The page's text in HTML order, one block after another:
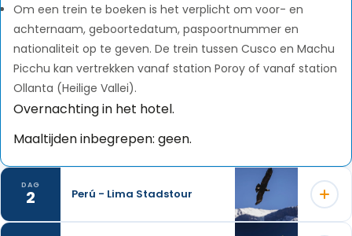
Om een trein te boeken is het verplicht om voor- en
achternaam, geboortedatum, paspoortnummer en
nationaliteit op te geven. De trein tussen Cusco en Machu
Picchu kan vertrekken vanaf station Poroy of vanaf station
Ollanta (Heilige Vallei).
Overnachting in het hotel.
Maaltijden inbegrepen: geen.
DAG
2 Perú - Lima Stadstour